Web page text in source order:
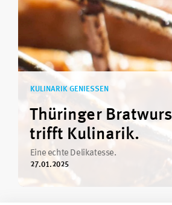
KULINARIK GENIESSEN
Thüringer
trifft Kulinarik.
Eine echte Delikatesse.
27.01.2025